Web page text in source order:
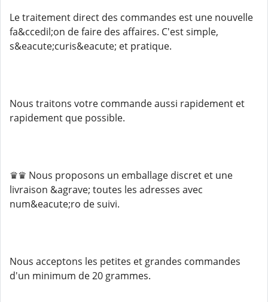
Le traitement direct des commandes est une nouvelle
fa&ccedil;on de faire des affaires. C'est simple,
s&eacute;curis&eacute; et pratique.
Nous traitons votre commande aussi rapidement et
rapidement que possible.
♛♛ Nous proposons un emballage discret et une
livraison &agrave; toutes les adresses avec
num&eacute;ro de suivi.
Nous acceptons les petites et grandes commandes
d'un minimum de 20 grammes.